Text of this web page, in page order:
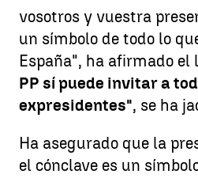
vosotros y vuestra
un símbolo de todo lo
España", ha afirmado el
PP sí puede invitar a
expresidentes", se ha
Ha asegurado que la
el cónclave es un